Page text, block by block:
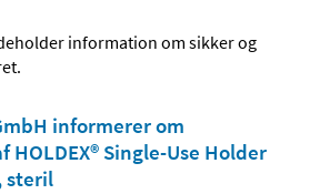
information om sikker og
informerer om
Single-Use Holder
steril